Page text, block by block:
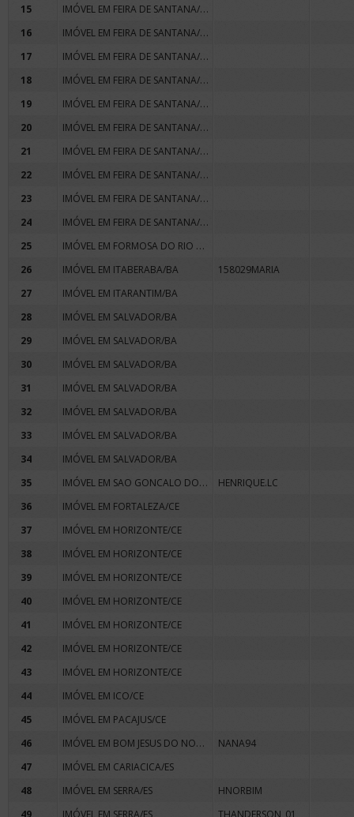
15 IMÓVEL EM FEIRA DE SANTANA/BA
16 IMÓVEL EM FEIRA DE SANTANA/BA
17 IMÓVEL EM FEIRA DE SANTANA/BA
18 IMÓVEL EM FEIRA DE SANTANA/BA
19 IMÓVEL EM FEIRA DE SANTANA/BA
20 IMÓVEL EM FEIRA DE SANTANA/BA
21 IMÓVEL EM FEIRA DE SANTANA/BA
22 IMÓVEL EM FEIRA DE SANTANA/BA
23 IMÓVEL EM FEIRA DE SANTANA/BA
24 IMÓVEL EM FEIRA DE SANTANA/BA
25 IMÓVEL EM FORMOSA DO RIO PRETO/BA
26 IMÓVEL EM ITABERABA/BA
158029MARIA
27
IMÓVEL EM ITARANTIM/BA
28
IMÓVEL EM SALVADOR/BA
29
IMÓVEL EM SALVADOR/BA
30
IMÓVEL EM SALVADOR/BA
31
IMÓVEL EM SALVADOR/BA
32
IMÓVEL EM SALVADOR/BA
33
IMÓVEL EM SALVADOR/BA
34
IMÓVEL EM SALVADOR/BA
35
IMÓVEL EM SAO GONCALO DOS CAMPOS/BA
HENRIQUE.LC
36
IMÓVEL EM FORTALEZA/CE
37
IMÓVEL EM HORIZONTE/CE
38
IMÓVEL EM HORIZONTE/CE
39
IMÓVEL EM HORIZONTE/CE
40
IMÓVEL EM HORIZONTE/CE
41
IMÓVEL EM HORIZONTE/CE
42
IMÓVEL EM HORIZONTE/CE
43
IMÓVEL EM HORIZONTE/CE
44
IMÓVEL EM ICO/CE
45
IMÓVEL EM PACAJUS/CE
46
IMÓVEL EM BOM JESUS DO NORTE/ES
NANA94
47
IMÓVEL EM CARIACICA/ES
48
IMÓVEL EM SERRA/ES
HNORBIM
49
IMÓVEL EM SERRA/ES
THANDERSON_01